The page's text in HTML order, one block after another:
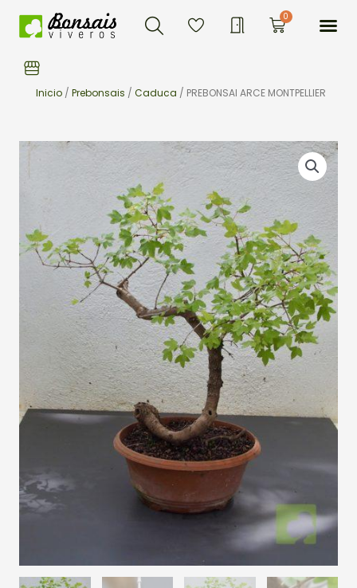
Buscar 0Carrito
Inicio / Prebonsais / Caduca / PREBONSAI ARCE MONTPELLIER